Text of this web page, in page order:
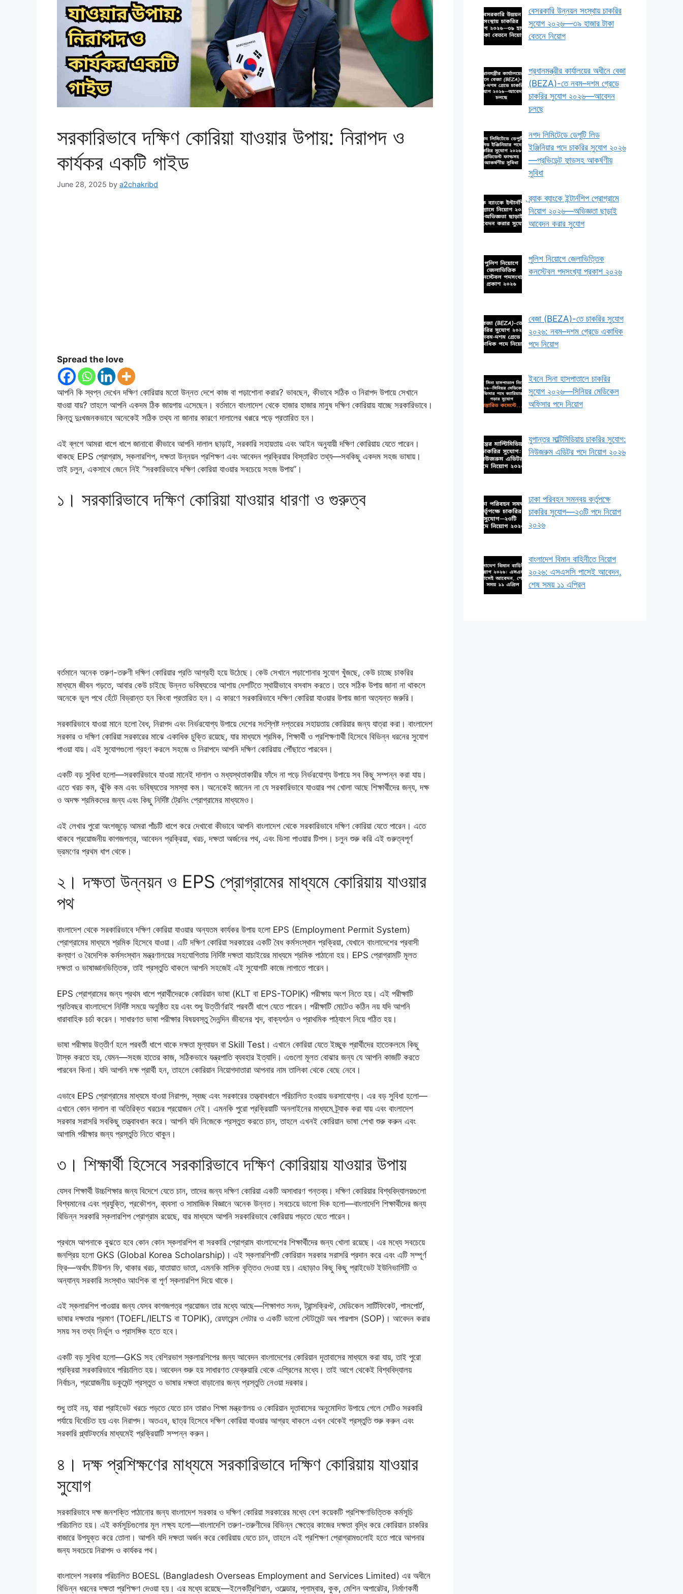
সরকারিভাবে দক্ষিণ কোরিয়া যাওয়ার উপায়: নিরাপদ ও
কার্যকর একটি গাইড
June 28, 2025 by a2chakribd
Spread the love
আপনি কি স্বপ্ন দেখেন দক্ষিণ কোরিয়ার মতো উন্নত দেশে কাজ বা পড়াশোনা করার? ভাবছেন, কীভাবে সঠিক ও নিরাপদ উপায়ে সেখানে
যাওয়া যায়? তাহলে আপনি একদম ঠিক জায়গায় এসেছেন। বর্তমানে বাংলাদেশ থেকে হাজার হাজার মানুষ দক্ষিণ কোরিয়ায় যাচ্ছে সরকারিভাবে।
কিন্তু দুঃখজনকভাবে অনেকেই সঠিক তথ্য না জানার কারণে দালালের খপ্পরে পড়ে প্রতারিত হন।
এই ব্লগে আমরা ধাপে ধাপে জানাবো কীভাবে আপনি দালাল ছাড়াই, সরকারি সহায়তায় এবং আইন অনুযায়ী দক্ষিণ কোরিয়ায় যেতে পারেন।
থাকছে EPS প্রোগ্রাম, স্কলারশিপ, দক্ষতা উন্নয়ন প্রশিক্ষণ এবং আবেদন প্রক্রিয়ার বিস্তারিত তথ্য—সবকিছু একদম সহজ ভাষায়।
তাই চলুন, একসাথে জেনে নিই “সরকারিভাবে দক্ষিণ কোরিয়া যাওয়ার সবচেয়ে সহজ উপায়”।
১। সরকারিভাবে দক্ষিণ কোরিয়া যাওয়ার ধারণা ও গুরুত্ব
বর্তমানে অনেক তরুণ-তরুণী দক্ষিণ কোরিয়ার প্রতি আগ্রহী হয়ে উঠেছে। কেউ সেখানে পড়াশোনার সুযোগ খুঁজছে, কেউ চাচ্ছে চাকরির
মাধ্যমে জীবন গড়তে, আবার কেউ চাইছে উন্নত ভবিষ্যতের আশায় দেশটিতে স্থায়ীভাবে বসবাস করতে। তবে সঠিক উপায় জানা না থাকলে
অনেকে ভুল পথে হেঁটে বিভ্রান্ত হন কিংবা প্রতারিত হন। এ কারণে সরকারিভাবে দক্ষিণ কোরিয়া যাওয়ার উপায় জানা অত্যন্ত জরুরি।
সরকারিভাবে যাওয়া মানে হলো বৈধ, নিরাপদ এবং নির্ভরযোগ্য উপায়ে দেশের সংশ্লিষ্ট দপ্তরের সহায়তায় কোরিয়ার জন্য যাত্রা করা। বাংলাদেশ
সরকার ও দক্ষিণ কোরিয়া সরকারের মাঝে একাধিক চুক্তি রয়েছে, যার মাধ্যমে শ্রমিক, শিক্ষার্থী ও প্রশিক্ষণার্থী হিসেবে বিভিন্ন ধরনের সুযোগ
পাওয়া যায়। এই সুযোগগুলো গ্রহণ করলে সহজে ও নিরাপদে আপনি দক্ষিণ কোরিয়ায় পৌঁছাতে পারবেন।
একটি বড় সুবিধা হলো—সরকারিভাবে যাওয়া মানেই দালাল ও মধ্যস্থতাকারীর ফাঁদে না পড়ে নির্ভরযোগ্য উপায়ে সব কিছু সম্পন্ন করা যায়।
এতে খরচ কম, ঝুঁকি কম এবং ভবিষ্যতের সমস্যা কম। অনেকেই জানেন না যে সরকারিভাবে যাওয়ার পথ খোলা আছে শিক্ষার্থীদের জন্য, দক্ষ
ও অদক্ষ শ্রমিকদের জন্য এবং কিছু নির্দিষ্ট ট্রেনিং প্রোগ্রামের মাধ্যমেও।
এই লেখার পুরো অংশজুড়ে আমরা পাঁচটি ধাপে করে দেখাবো কীভাবে আপনি বাংলাদেশ থেকে সরকারিভাবে দক্ষিণ কোরিয়া যেতে পারেন। এতে
থাকবে প্রয়োজনীয় কাগজপত্র, আবেদন প্রক্রিয়া, খরচ, দক্ষতা অর্জনের পথ, এবং ভিসা পাওয়ার টিপস। চলুন শুরু করি এই গুরুত্বপূর্ণ
ভ্রমণের প্রথম ধাপ থেকে।
২। দক্ষতা উন্নয়ন ও EPS প্রোগ্রামের মাধ্যমে কোরিয়ায় যাওয়ার
পথ
বাংলাদেশ থেকে সরকারিভাবে দক্ষিণ কোরিয়া যাওয়ার অন্যতম কার্যকর উপায় হলো EPS (Employment Permit System)
প্রোগ্রামের মাধ্যমে শ্রমিক হিসেবে যাওয়া। এটি দক্ষিণ কোরিয়া সরকারের একটি বৈধ কর্মসংস্থান প্রক্রিয়া, যেখানে বাংলাদেশের প্রবাসী
কল্যাণ ও বৈদেশিক কর্মসংস্থান মন্ত্রণালয়ের সহযোগিতায় নির্দিষ্ট দক্ষতা যাচাইয়ের মাধ্যমে শ্রমিক পাঠানো হয়। EPS প্রোগ্রামটি মূলত
দক্ষতা ও ভাষাজ্ঞানভিত্তিক, তাই প্রস্তুতি থাকলে আপনি সহজেই এই সুযোগটি কাজে লাগাতে পারেন।
EPS প্রোগ্রামের জন্য প্রথম ধাপে প্রার্থীদেরকে কোরিয়ান ভাষা (KLT বা EPS-TOPIK) পরীক্ষায় অংশ নিতে হয়। এই পরীক্ষাটি
প্রতিবছর বাংলাদেশে নির্দিষ্ট সময়ে অনুষ্ঠিত হয় এবং শুধু উত্তীর্ণরাই পরবর্তী ধাপে যেতে পারেন। পরীক্ষাটি মোটেও কঠিন নয় যদি আপনি
ধারাবাহিক চর্চা করেন। সাধারণত ভাষা পরীক্ষার বিষয়বস্তু দৈনন্দিন জীবনের শব্দ, বাক্যগঠন ও প্রাথমিক পাঠ্যাংশ নিয়ে গঠিত হয়।
ভাষা পরীক্ষায় উত্তীর্ণ হলে পরবর্তী ধাপে থাকে দক্ষতা মূল্যায়ন বা Skill Test। এখানে কোরিয়া যেতে ইচ্ছুক প্রার্থীদের হাতেকলমে কিছু
টাস্ক করতে হয়, যেমন—সহজ হাতের কাজ, সঠিকভাবে যন্ত্রপাতি ব্যবহার ইত্যাদি। এগুলো মূলত বোঝার জন্য যে আপনি কাজটি করতে
পারবেন কিনা। যদি আপনি দক্ষ প্রার্থী হন, তাহলে কোরিয়ান নিয়োগদাতারা আপনার নাম তালিকা থেকে বেছে নেবে।
এভাবে EPS প্রোগ্রামের মাধ্যমে যাওয়া নিরাপদ, স্বচ্ছ এবং সরকারের তত্ত্বাবধানে পরিচালিত হওয়ায় ভরসাযোগ্য। এর বড় সুবিধা হলো—
এখানে কোন দালাল বা অতিরিক্ত খরচের প্রয়োজন নেই। এমনকি পুরো প্রক্রিয়াটি অনলাইনের মাধ্যমে ট্র্যাক করা যায় এবং বাংলাদেশ
সরকার সরাসরি সবকিছু তত্ত্বাবধান করে। আপনি যদি নিজেকে প্রস্তুত করতে চান, তাহলে এখনই কোরিয়ান ভাষা শেখা শুরু করুন এবং
আগামি পরীক্ষার জন্য প্রস্তুতি নিতে থাকুন।
৩। শিক্ষার্থী হিসেবে সরকারিভাবে দক্ষিণ কোরিয়ায় যাওয়ার উপায়
যেসব শিক্ষার্থী উচ্চশিক্ষার জন্য বিদেশে যেতে চান, তাদের জন্য দক্ষিণ কোরিয়া একটি অসাধারণ গন্তব্য। দক্ষিণ কোরিয়ার বিশ্ববিদ্যালয়গুলো
বিশ্বমানের এবং প্রযুক্তি, প্রকৌশল, ব্যবসা ও সামাজিক বিজ্ঞানে অনেক উন্নত। সবচেয়ে ভালো দিক হলো—বাংলাদেশি শিক্ষার্থীদের জন্য
বিভিন্ন সরকারি স্কলারশিপ প্রোগ্রাম রয়েছে, যার মাধ্যমে আপনি সরকারিভাবে কোরিয়ায় পড়তে যেতে পারেন।
প্রথমে আপনাকে বুঝতে হবে কোন কোন স্কলারশিপ বা সরকারি প্রোগ্রাম বাংলাদেশের শিক্ষার্থীদের জন্য খোলা রয়েছে। এর মধ্যে সবচেয়ে
জনপ্রিয় হলো GKS (Global Korea Scholarship)। এই স্কলারশিপটি কোরিয়ান সরকার সরাসরি প্রদান করে এবং এটি সম্পূর্ণ
ফ্রি—অর্থাৎ টিউশন ফি, থাকার খরচ, যাতায়াত ভাতা, এমনকি মাসিক বৃত্তিও দেওয়া হয়। এছাড়াও কিছু কিছু প্রাইভেট ইউনিভার্সিটি ও
অন্যান্য সরকারি সংস্থাও আংশিক বা পূর্ণ স্কলারশিপ দিয়ে থাকে।
এই স্কলারশিপ পাওয়ার জন্য যেসব কাগজপত্র প্রয়োজন তার মধ্যে আছে—শিক্ষাগত সনদ, ট্রান্সক্রিপ্ট, মেডিকেল সার্টিফিকেট, পাসপোর্ট,
ভাষার দক্ষতার প্রমাণ (TOEFL/IELTS বা TOPIK), রেফারেন্স লেটার ও একটি ভালো স্টেটমেন্ট অব পারপাস (SOP)। আবেদন করার
সময় সব তথ্য নির্ভুল ও প্রাসঙ্গিক হতে হবে।
একটি বড় সুবিধা হলো—GKS সহ বেশিরভাগ স্কলারশিপের জন্য আবেদন বাংলাদেশের কোরিয়ান দূতাবাসের মাধ্যমে করা যায়, তাই পুরো
প্রক্রিয়া সরকারিভাবে পরিচালিত হয়। আবেদন শুরু হয় সাধারণত ফেব্রুয়ারি থেকে এপ্রিলের মধ্যে। তাই আগে থেকেই বিশ্ববিদ্যালয়
নির্বাচন, প্রয়োজনীয় ডকুমেন্ট প্রস্তুত ও ভাষার দক্ষতা বাড়ানোর জন্য প্রস্তুতি নেওয়া দরকার।
শুধু তাই নয়, যারা প্রাইভেট খরচে পড়তে যেতে চান তারাও শিক্ষা মন্ত্রণালয় ও কোরিয়ান দূতাবাসের অনুমোদিত উপায়ে গেলে সেটিও সরকারি
পর্যায়ে বিবেচিত হয় এবং নিরাপদ। অতএব, ছাত্র হিসেবে দক্ষিণ কোরিয়া যাওয়ার আগ্রহ থাকলে এখন থেকেই প্রস্তুতি শুরু করুন এবং
সরকারি প্ল্যাটফর্মের মাধ্যমেই প্রক্রিয়াটি সম্পন্ন করুন।
৪। দক্ষ প্রশিক্ষণের মাধ্যমে সরকারিভাবে দক্ষিণ কোরিয়ায় যাওয়ার
সুযোগ
সরকারিভাবে দক্ষ জনশক্তি পাঠানোর জন্য বাংলাদেশ সরকার ও দক্ষিণ কোরিয়া সরকারের মধ্যে বেশ কয়েকটি প্রশিক্ষণভিত্তিক কর্মসূচি
পরিচালিত হয়। এই কর্মসূচিগুলোর মূল লক্ষ্য হলো—বাংলাদেশি তরুণ-তরুণীদের বিভিন্ন ক্ষেত্রে কাজের দক্ষতা বৃদ্ধি করে কোরিয়ান চাকরির
বাজারে উপযুক্ত করে তোলা। আপনি যদি দক্ষতা অর্জন করে কোরিয়ায় যেতে চান, তাহলে এই প্রশিক্ষণ প্রোগ্রামগুলোই হতে পারে আপনার
জন্য সবচেয়ে নিরাপদ ও কার্যকর পথ।
বাংলাদেশ সরকার পরিচালিত BOESL (Bangladesh Overseas Employment and Services Limited) এর অধীনে
বিভিন্ন ধরনের দক্ষতা প্রশিক্ষণ দেওয়া হয়। এর মধ্যে রয়েছে—ইলেকট্রিশিয়ান, ওয়েল্ডার, প্লাম্বার, কুক, মেশিন অপারেটর, নির্মাণকর্মী
বেসরকারি উন্নয়ন সংস্থায় চাকরির
সুযোগ ২০২৬—৩৯ হাজার টাকা
বেতনে নিয়োগ
প্রধানমন্ত্রীর কার্যালয়ের অধীনে বেজা
(BEZA)-তে নবম–দশম গ্রেডে
চাকরির সুযোগ ২০২৬—আবেদন
চলছে
নগদ লিমিটেডে ডেপুটি লিড
ইঞ্জিনিয়ার পদে চাকরির সুযোগ ২০২৬
—প্রভিডেন্ট ফান্ডসহ আকর্ষণীয়
সুবিধা
ব্র্যাক ব্যাংকে ইন্টার্নশিপ প্রোগ্রামে
নিয়োগ ২০২৬—অভিজ্ঞতা ছাড়াই
আবেদন করার সুযোগ
পুলিশ নিয়োগে জেলাভিত্তিক
কনস্টেবল পদসংখ্যা প্রকাশ ২০২৬
বেজা (BEZA)-তে চাকরির সুযোগ
২০২৬: নবম–দশম গ্রেডে একাধিক
পদে নিয়োগ
ইবনে সিনা হাসপাতালে চাকরির
সুযোগ ২০২৬—সিনিয়র মেডিকেল
অফিসার পদে নিয়োগ
যুগান্তর মাল্টিমিডিয়ায় চাকরির সুযোগ:
নিউজরুম এডিটর পদে নিয়োগ ২০২৬
ঢাকা পরিবহন সমন্বয় কর্তৃপক্ষে
চাকরির সুযোগ—২৩টি পদে নিয়োগ
২০২৬
বাংলাদেশ বিমান বাহিনীতে নিয়োগ
২০২৬: এসএসসি পাসেই আবেদন,
শেষ সময় ১১ এপ্রিল